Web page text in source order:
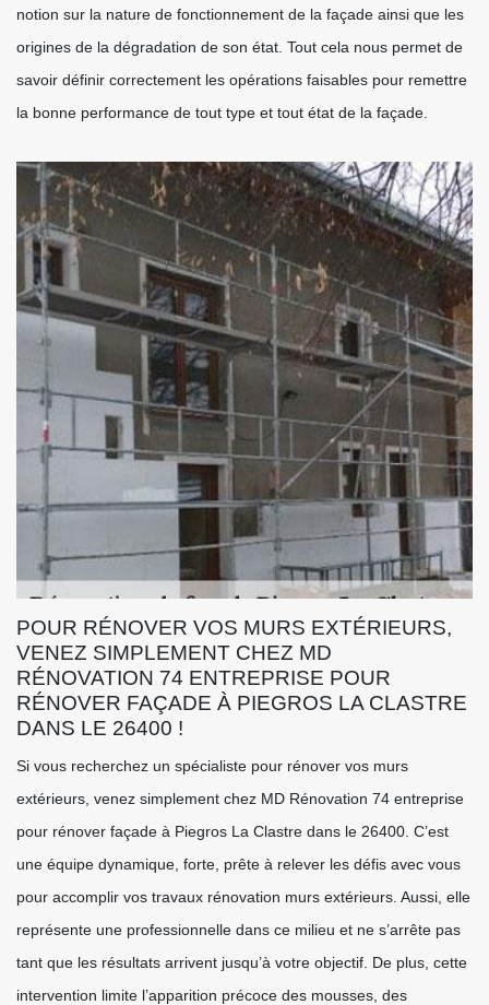
notion sur la nature de fonctionnement de la façade ainsi que les
origines de la dégradation de son état. Tout cela nous permet de
savoir définir correctement les opérations faisables pour remettre
la bonne performance de tout type et tout état de la façade.
POUR RÉNOVER VOS MURS EXTÉRIEURS,
VENEZ SIMPLEMENT CHEZ MD
RÉNOVATION 74 ENTREPRISE POUR
RÉNOVER FAÇADE À PIEGROS LA CLASTRE
DANS LE 26400 !
Si vous recherchez un spécialiste pour rénover vos murs
extérieurs, venez simplement chez MD Rénovation 74 entreprise
pour rénover façade à Piegros La Clastre dans le 26400. C’est
une équipe dynamique, forte, prête à relever les défis avec vous
pour accomplir vos travaux rénovation murs extérieurs. Aussi, elle
représente une professionnelle dans ce milieu et ne s’arrête pas
tant que les résultats arrivent jusqu’à votre objectif. De plus, cette
intervention limite l’apparition précoce des mousses, des